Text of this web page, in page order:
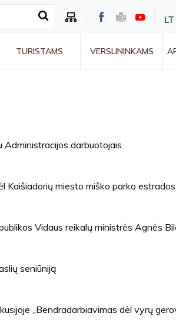
LT
TURISTAMS VERSLININKAMS
Administracijos darbuotojais
Kaišiadorių miesto miško parko estrados
Vidaus reikalų ministrės Agnės
seniūniją
„Bendradarbiavimas dėl vyrų